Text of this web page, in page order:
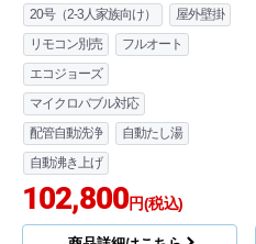
20号（2-3人家族向け）
屋外壁掛
リモコン別売
フルオート
エコジョーズ
マイクロバブル対応
配管自動洗浄
自動たし湯
自動沸き上げ
102,800円(税込)